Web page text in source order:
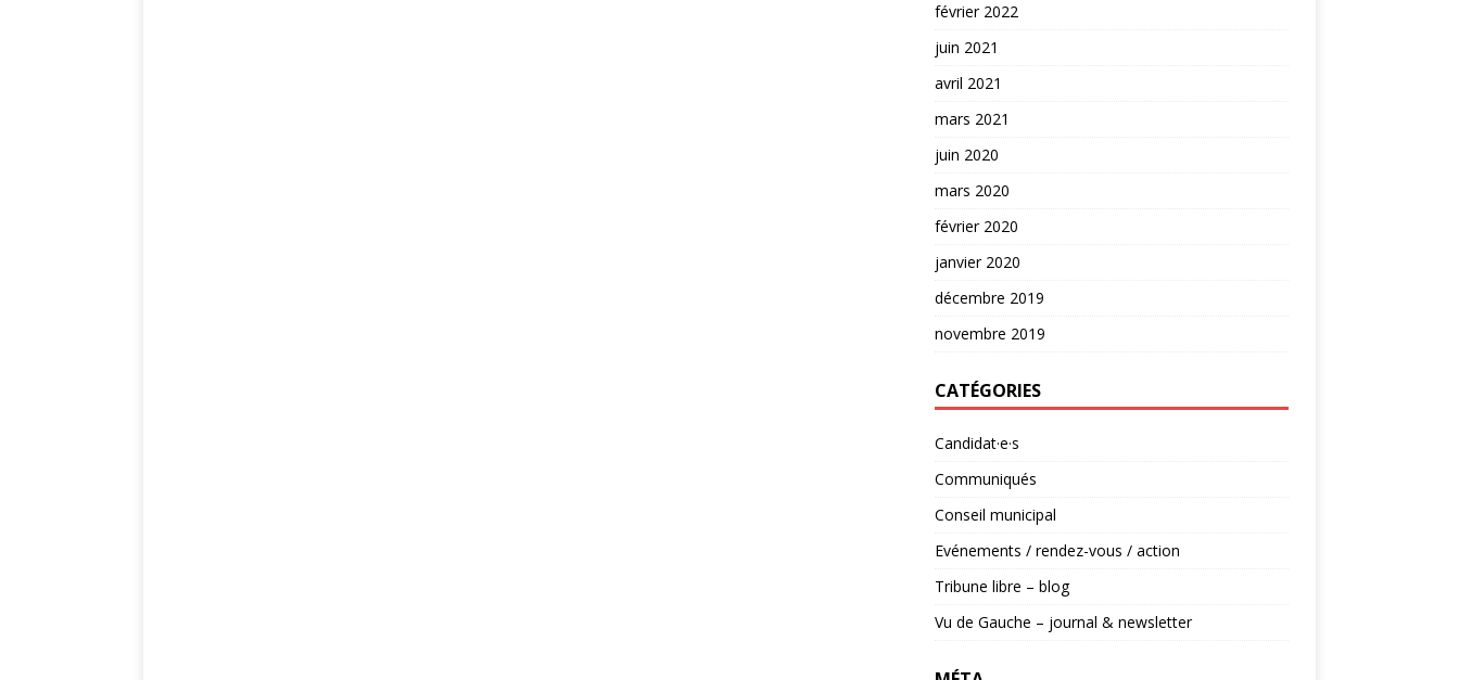
février 2022
juin 2021
avril 2021
mars 2021
juin 2020
mars 2020
février 2020
janvier 2020
décembre 2019
novembre 2019
CATÉGORIES
Candidat·e·s
Communiqués
Conseil municipal
Evénements / rendez-vous / action
Tribune libre – blog
Vu de Gauche – journal & newsletter